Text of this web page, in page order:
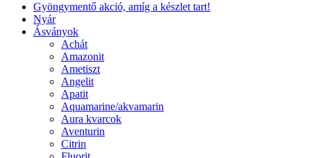
Gyöngymentő akció, amíg a készlet tart!
Nyár
Ásványok
Achát
Amazonit
Ametiszt
Angelit
Apatit
Aquamarine/akvamarin
Aura kvarcok
Aventurin
Citrin